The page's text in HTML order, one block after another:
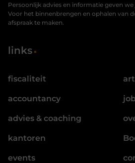
Persoonlijk advies en informatie geven we
Voor het binnenbrengen en ophalen van
afspraak te maken.
links
fiscaliteit
accountancy
advies & coaching
kantoren
events